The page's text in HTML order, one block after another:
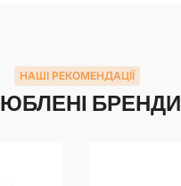
НАШІ РЕКОМЕНДАЦІЇ
БРЕНДИ